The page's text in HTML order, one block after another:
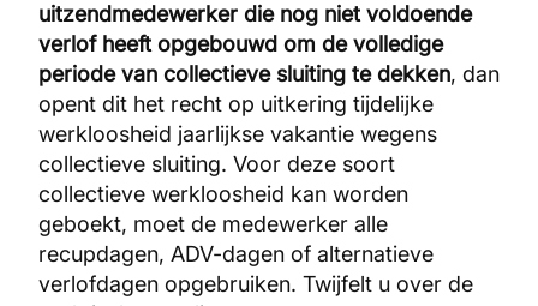
uitzendmedewerker die nog niet voldoende
verlof heeft opgebouwd om de volledige
periode van collectieve sluiting te dekken, dan
opent dit het recht op uitkering tijdelijke
werkloosheid jaarlijkse vakantie wegens
collectieve sluiting. Voor deze soort
collectieve werkloosheid kan worden
geboekt, moet de medewerker alle
recupdagen, ADV-dagen of alternatieve
verlofdagen opgebruiken. Twijfelt u over de